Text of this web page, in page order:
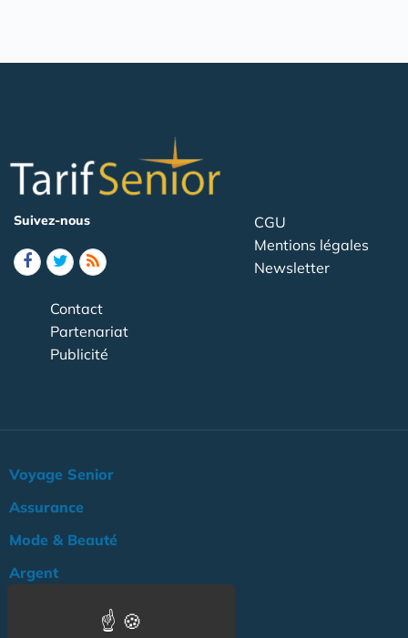
Suivez-nous
CGU
Mentions légales
Newsletter
Contact
Partenariat
Publicité
Voyage Senior
Assurance
Mode & Beauté
Argent
Loisir & Culture